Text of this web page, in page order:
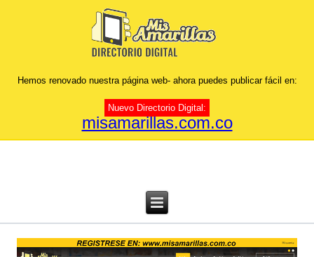
Hemos renovado nuestra página web- ahora puedes publicar fácil en:
Nuevo Directorio Digital:
misamarillas.com.co